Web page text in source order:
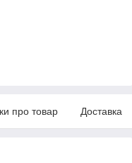
про товар Доставка